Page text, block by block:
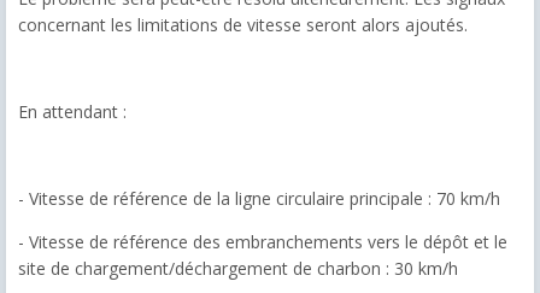
concernant les limitations de vitesse seront alors ajoutés.
En attendant :
- Vitesse de référence de la ligne circulaire principale : 70 km/h
- Vitesse de référence des embranchements vers le dépôt et le
site de chargement/déchargement de charbon : 30 km/h